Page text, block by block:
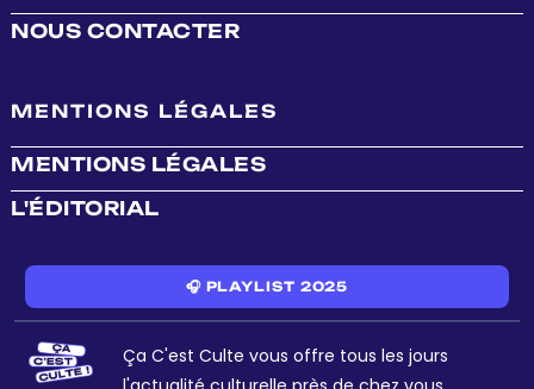
NOUS CONTACTER
MENTIONS LÉGALES
MENTIONS LÉGALES
L'ÉDITORIAL
🎧 PLAYLIST 2025
Ça C'est Culte vous offre tous les jours